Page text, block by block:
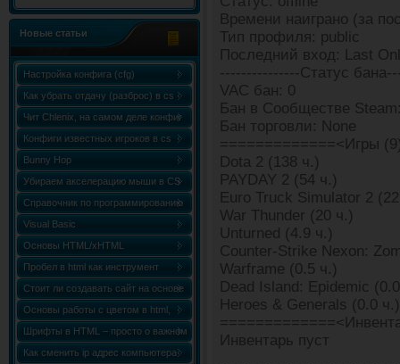
Новые статьи
Настройка конфига (cfg)
Как убрать отдачу (разброс) в cs
1.6
Чит Chlenix, на самом деле конфиг
Chlenix.cfg, для knife!
Конфиги известных игроков в cs
Bunny Hop
Убираем акселерацию мыши в CS
Справочник по программированию
«Сборник статей по C++ (C++
World)»
Visual Basic
Основы HTML/xHTML
Пробел в html как инструмент
форматирования
Стоит ли создавать сайт на основе
html шаблона?
Основы работы с цветом в html,
таблица и коды цветов
Шрифты в HTML – просто о важном
Как сменить ip адрес компьютера
Времени наиграно (за
Тип профиля: public
Последний вход: Last
---------------Статус
VAC бан: 0
Бан в Сообществе
Бан торговли: None
=============<Игры
Dota 2 (138 ч.)
PAYDAY 2 (54 ч.)
Euro Truck Simulator 2
War Thunder (20 ч.)
Unturned (4.9 ч.)
Counter-Strike Nexon:
Warframe (0.5 ч.)
Dead Island: Epidemic
Heroes & Generals (0.0 ч.)
Инвентарь пуст